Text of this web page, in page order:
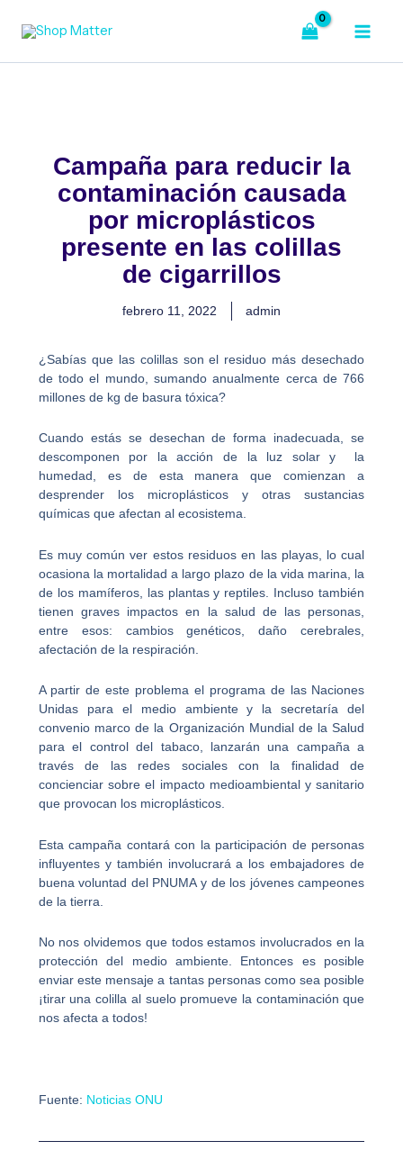
Campaña para reducir la
contaminación causada
por microplásticos
presente en las colillas
de cigarrillos
febrero 11, 2022 admin
¿Sabías que las colillas son el residuo más desechado
de todo el mundo, sumando anualmente cerca de 766
millones de kg de basura tóxica?
Cuando estás se desechan de forma inadecuada, se
descomponen por la acción de la luz solar y la
humedad, es de esta manera que comienzan a
desprender los microplásticos y otras sustancias
químicas que afectan al ecosistema.
Es muy común ver estos residuos en las playas, lo cual
ocasiona la mortalidad a largo plazo de la vida marina, la
de los mamíferos, las plantas y reptiles. Incluso también
tienen graves impactos en la salud de las personas,
entre esos: cambios genéticos, daño cerebrales,
afectación de la respiración.
A partir de este problema el programa de las Naciones
Unidas para el medio ambiente y la secretaría del
convenio marco de la Organización Mundial de la Salud
para el control del tabaco, lanzarán una campaña a
través de las redes sociales con la finalidad de
concienciar sobre el impacto medioambiental y sanitario
que provocan los microplásticos.
Esta campaña contará con la participación de personas
influyentes y también involucrará a los embajadores de
buena voluntad del PNUMA y de los jóvenes campeones
de la tierra.
No nos olvidemos que todos estamos involucrados en la
protección del medio ambiente. Entonces es posible
enviar este mensaje a tantas personas como sea posible
¡tirar una colilla al suelo promueve la contaminación que
nos afecta a todos!
Fuente: Noticias ONU